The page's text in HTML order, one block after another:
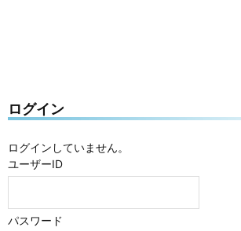
ログイン
ログインしていません。
ユーザーID
パスワード